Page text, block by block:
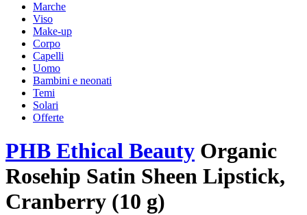
Marche
Viso
Make-up
Corpo
Capelli
Uomo
Bambini e neonati
Temi
Solari
Offerte
PHB Ethical Beauty Organic
Rosehip Satin Sheen Lipstick,
Cranberry (10 g)